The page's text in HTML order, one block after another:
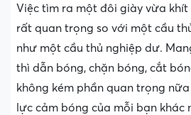
Việc tìm ra một đôi giày vừa
rất quan trọng so với một cầu
như một cầu thủ nghiệp dư.
thì dẫn bóng, chặn bóng, cắt
không kém phần quan trọng
lực cảm bóng của mỗi bạn khác